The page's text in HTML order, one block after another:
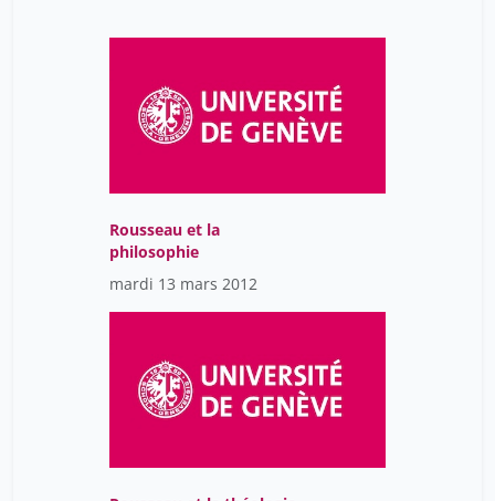
Rousseau et la
philosophie
mardi 13 mars 2012